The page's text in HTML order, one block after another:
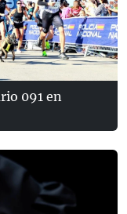
091 en